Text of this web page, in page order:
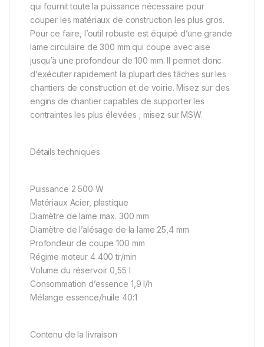
qui fournit toute la puissance nécessaire pour
couper les matériaux de construction les plus gros.
Pour ce faire, l’outil robuste est équipé d’une grande
lame circulaire de 300 mm qui coupe avec aise
jusqu’à une profondeur de 100 mm. Il permet donc
d’exécuter rapidement la plupart des tâches sur les
chantiers de construction et de voirie. Misez sur des
engins de chantier capables de supporter les
contraintes les plus élevées ; misez sur MSW.
Détails techniques
Puissance 2 500 W
Matériaux Acier, plastique
Diamètre de lame max. 300 mm
Diamètre de l’alésage de la lame 25,4 mm
Profondeur de coupe 100 mm
Régime moteur 4 400 tr/min
Volume du réservoir 0,55 l
Consommation d’essence 1,9 l/h
Mélange essence/huile 40:1
Contenu de la livraison